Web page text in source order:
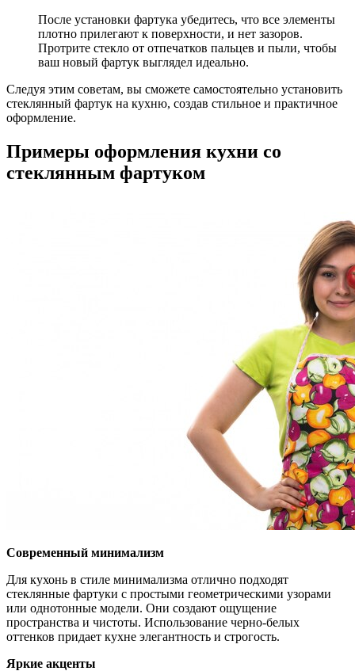
После установки фартука убедитесь, что все элементы
плотно прилегают к поверхности, и нет зазоров.
Протрите стекло от отпечатков пальцев и пыли, чтобы
ваш новый фартук выглядел идеально.
Следуя этим советам, вы сможете самостоятельно установить
стеклянный фартук на кухню, создав стильное и практичное
оформление.
Примеры оформления кухни со
стеклянным фартуком
Современный минимализм
Для кухонь в стиле минимализма отлично подходят
стеклянные фартуки с простыми геометрическими узорами
или однотонные модели. Они создают ощущение
пространства и чистоты. Использование черно-белых
оттенков придает кухне элегантность и строгость.
Яркие акценты